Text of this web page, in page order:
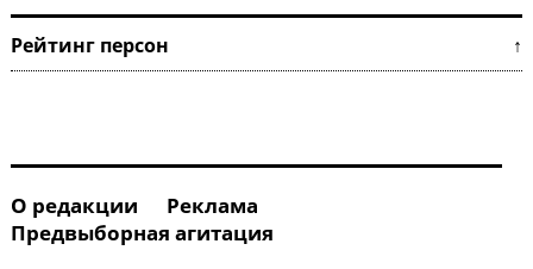
Рейтинг персон ↑
О редакции
Реклама
Предвыборная агитация